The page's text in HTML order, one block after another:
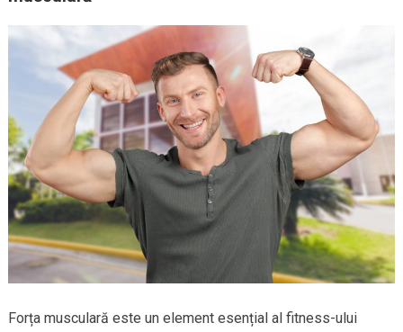
Forța musculară este un element esențial al fitness-ului